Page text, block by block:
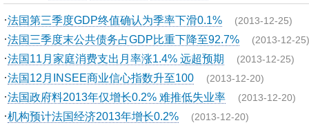
·法国第三季度GDP终值确认为季率下滑0.1% (2013-12-25)
·法国三季度末公共债务占GDP比重下降至92.7% (2013-12-25)
·法国11月家庭消费支出月率涨1.4% 远超预期 (2013-12-25)
·法国12月INSEE商业信心指数升至100 (2013-12-20)
·法国政府料2013年仅增长0.2% 难推低失业率 (2013-12-20)
·机构预计法国经济2013年增长0.2% (2013-12-20)